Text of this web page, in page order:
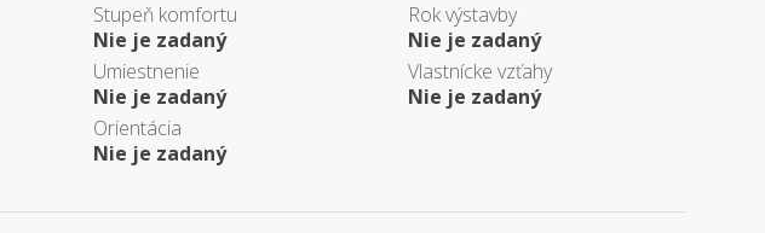
Stupeň komfortu
Nie je zadaný
Rok výstavby
Nie je zadaný
Umiestnenie
Nie je zadaný
Vlastnícke vzťahy
Nie je zadaný
Orientácia
Nie je zadaný